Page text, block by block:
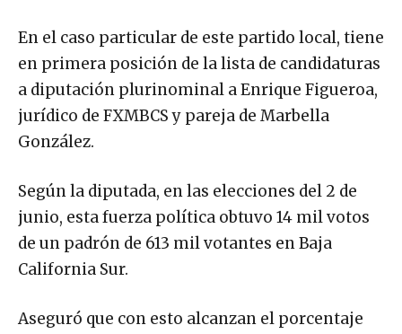
En el caso particular de este partido local, tiene
en primera posición de la lista de candidaturas
a diputación plurinominal a Enrique Figueroa,
jurídico de FXMBCS y pareja de Marbella
González.
Según la diputada, en las elecciones del 2 de
junio, esta fuerza política obtuvo 14 mil votos
de un padrón de 613 mil votantes en Baja
California Sur.
Aseguró que con esto alcanzan el porcentaje